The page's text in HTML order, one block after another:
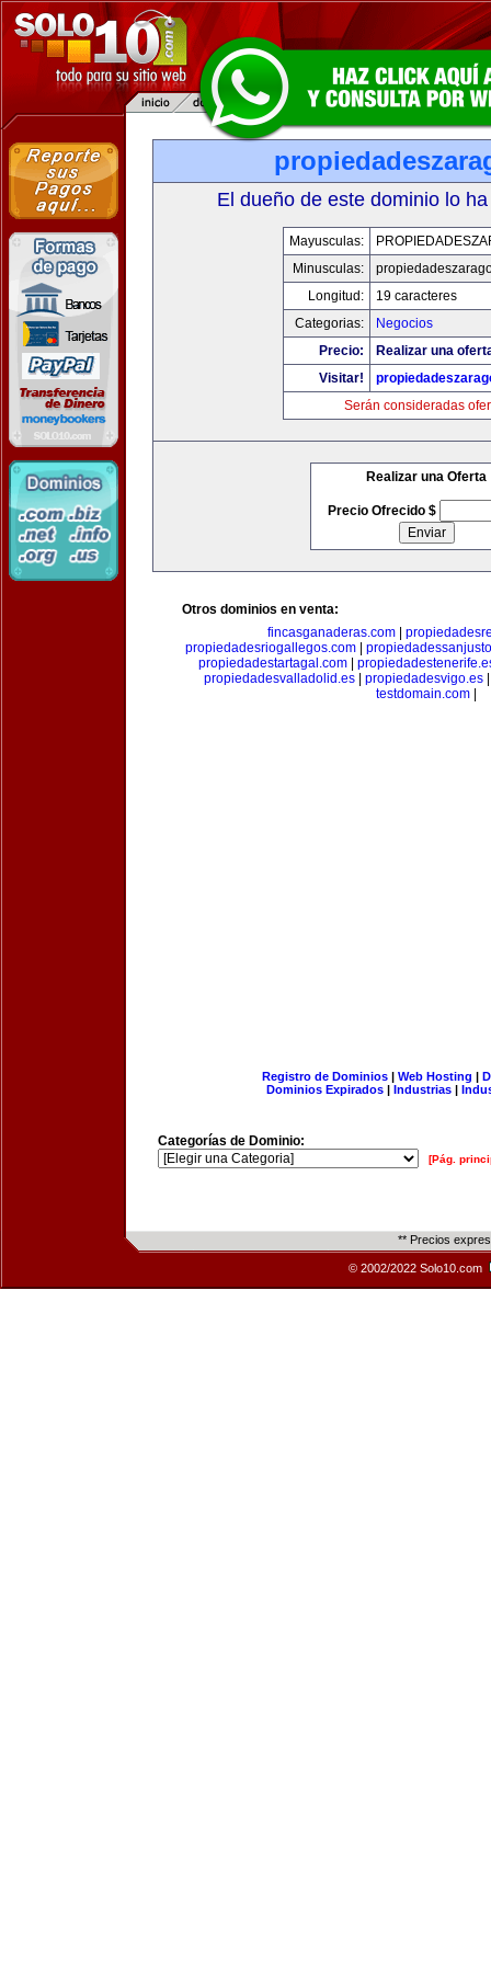
El dueño de este dominio lo
Mayusculas:
Minusculas:
Longitud:
19 caracteres
Categorias:
Negocios
Precio:
Realizar una
Visitar!
Serán consideradas
Realizar una Oferta
Precio Ofrecido $
Otros dominios en venta:
fincasganaderas.com|
propiedadesriogallegos.com|
propiedadestartagal.com|
propiedadesvalladolid.es
propiedadesvigo.es
testdomain.com
Registro de Dominios| Web Hosting |
Dominios Expirados | Industrias |
Categorías de Dominio:
[Pág.
** Precios
© 2002/2022 Solo10.com